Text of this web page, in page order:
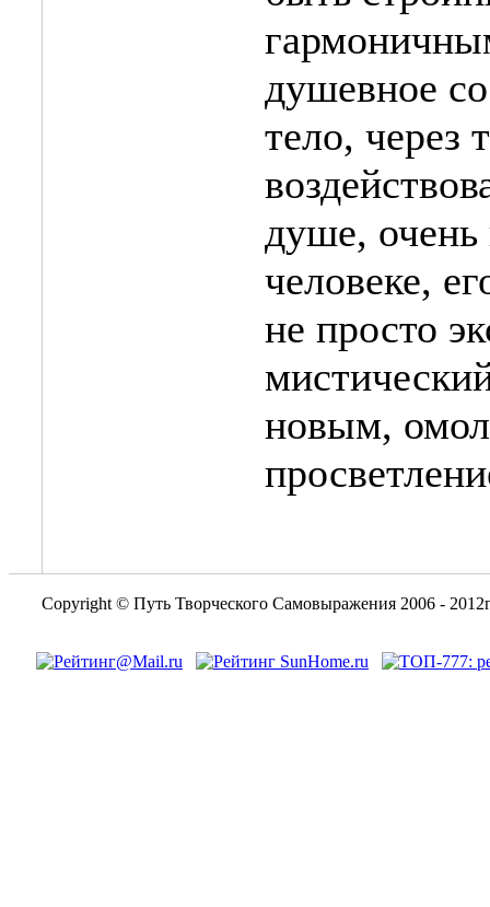
душевное
тело,
душе, очень
человеке,
не просто
новым,
Copyright © Путь Творческого Самовыражения 2006 -